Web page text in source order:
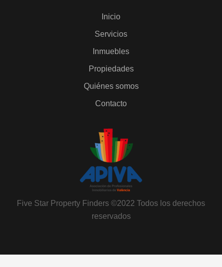
Inicio
Servicios
Inmuebles
Propiedades
Quiénes somos
Contacto
Five Star Property Finders ©2022 Todos los derechos
reservados